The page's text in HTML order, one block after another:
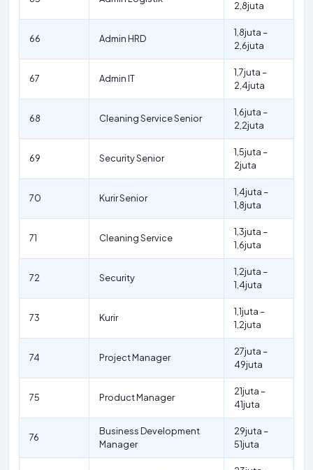
2,8juta
66 Admin HRD
1,8juta –
2,6juta
67 Admin IT
1,7juta –
2,4juta
68 Cleaning Service Senior
1,6juta –
2,2juta
69 Security Senior
1,5juta –
2juta
70 Kurir Senior
1,4juta –
1,8juta
71 Cleaning Service
1,3juta –
1,6juta
72 Security
1,2juta –
1,4juta
73 Kurir
1,1juta –
1,2juta
74 Project Manager
27juta –
49juta
75 Product Manager
21juta –
41juta
76
Business Development
Manager
29juta –
51juta